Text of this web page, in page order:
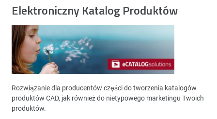
Elektroniczny Katalog Produktów
Rozwiązanie dla producentów części do tworzenia katalogów
produktów CAD, jak również do nietypowego marketingu Twoich
produktów.